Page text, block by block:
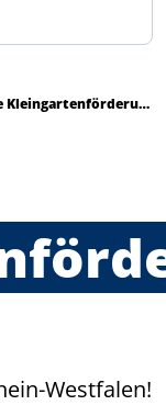
Westfalen!